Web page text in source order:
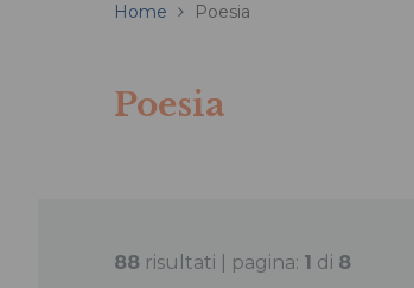
Home Poesia
Poesia
88 risultati | pagina: 1 di 8